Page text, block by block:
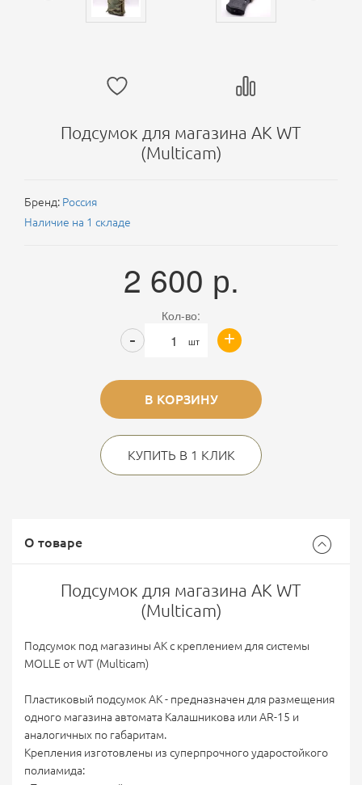
Подсумок для магазина АК WT
(Multicam)
Бренд: Россия
Наличие на 1 складе
2 600 р.
Кол-во:
шт +
-
В КОРЗИНУ
КУПИТЬ В 1 КЛИК
О товаре
Подсумок для магазина АК WT
(Multicam)
Подсумок под магазины АК с креплением для системы
MOLLE от WT (Multicam)
Пластиковый подсумок АК - предназначен для размещения
одного магазина автомата Калашникова или AR-15 и
аналогичных по габаритам.
Крепления изготовлены из суперпрочного ударостойкого
полиамида: